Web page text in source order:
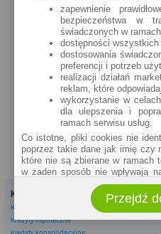
Kredyty
Kredyty gotówkowe
Kredyty hipoteczne
zapewnienie
bezpieczeństwa w
świadczonych w
dostępności
dostosowania
preferencji i potrzeb
realizacji działań
reklam, które
wykorzystanie w
dla ulepszenia i
ramach serwisu usług.
Co istotne, pliki cookies nie
poprzez takie dane jak imię czy
które nie są zbierane w ramach
w żaden sposób nie wpływają
Zakres wykorzystywania
określenia w ustawieniach
wprowadzenia zmian ustawień,
Przejdź